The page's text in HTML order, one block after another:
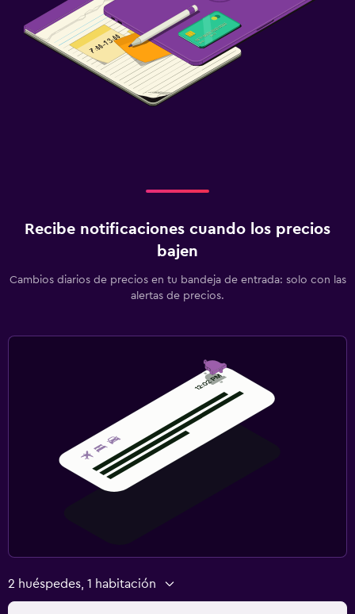
Recibe notificaciones cuando los precios
bajen
Cambios diarios de precios en tu bandeja de entrada: solo con las
alertas de precios.
2 huéspedes, 1 habitación